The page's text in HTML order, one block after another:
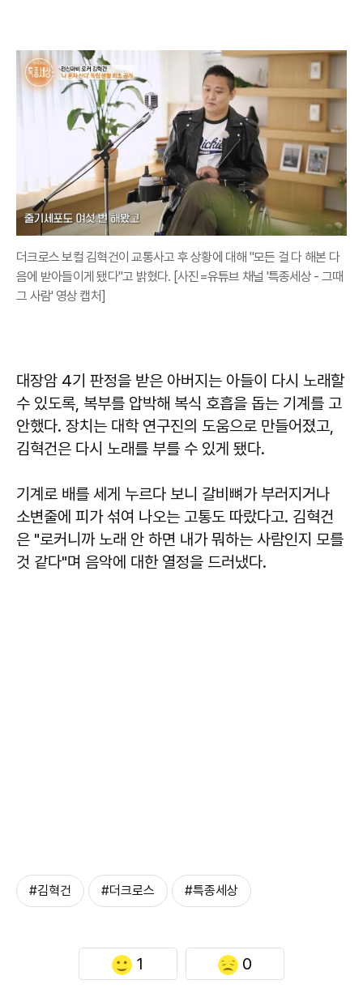
더크로스 보컬 김혁건이 교통사고 후 상황에 대해 "모든 걸 다 해본 다
음에 받아들이게 됐다"고 밝혔다. [사진=유튜브 채널 '특종세상 - 그때
그 사람' 영상 캡처]
대장암 4기 판정을 받은 아버지는 아들이 다시 노래할
수 있도록, 복부를 압박해 복식 호흡을 돕는 기계를 고
안했다. 장치는 대학 연구진의 도움으로 만들어졌고,
김혁건은 다시 노래를 부를 수 있게 됐다.
기계로 배를 세게 누르다 보니 갈비뼈가 부러지거나
소변줄에 피가 섞여 나오는 고통도 따랐다고. 김혁건
은 "로커니까 노래 안 하면 내가 뭐하는 사람인지 모를
것 같다"며 음악에 대한 열정을 드러냈다.
#김혁건 #더크로스 #특종세상
1 0